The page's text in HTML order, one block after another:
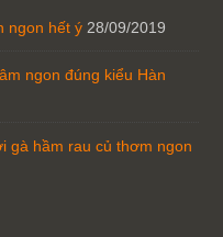
ngon hết ý 28/09/2019
ngon đúng kiểu Hàn
gà hầm rau củ thơm ngon